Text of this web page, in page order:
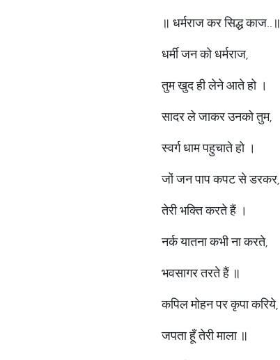
॥ धर्मराज कर सिद्ध काज..॥
धर्मी जन को धर्मराज,
तुम खुद ही लेने आते हो ।
सादर ले जाकर उनको तुम,
स्वर्ग धाम पहुचाते हो ।
जों जन पाप कपट से डरकर,
तेरी भक्ति करते हैं ।
नर्क यातना कभी ना करते,
भवसागर तरते हैं ॥
कपिल मोहन पर कृपा करिये,
जपता हूँ तेरी माला ॥